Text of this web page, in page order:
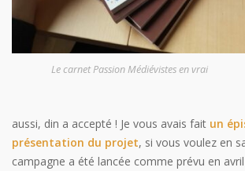
Le carnet Passion Médiévistes en vrai
aussi, din a accepté ! Je vous avais fait un
présentation du projet, si vous voulez en
campagne a été lancée comme prévu en